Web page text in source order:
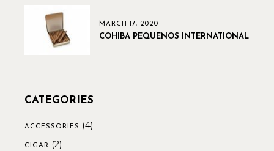
MARCH 17, 2020
COHIBA PEQUENOS INTERNATIONAL
CATEGORIES
ACCESSORIES (4)
CIGAR (2)